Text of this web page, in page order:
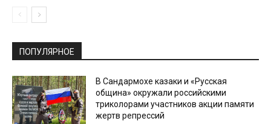
ПОПУЛЯРНОЕ
В Сандармохе казаки и «Русская
община» окружали российскими
триколорами участников акции памяти
жертв репрессий